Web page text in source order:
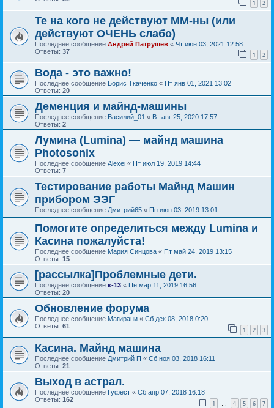
1 2
Те на кого не действуют ММ-ны (или
действуют ОЧЕНЬ слабо)
Последнее сообщение Андрей Патрушев « Чт июн 03, 2021 12:58
Ответы: 37 1 2
Вода - это важно!
Последнее сообщение Борис Ткаченко « Пт янв 01, 2021 13:02
Ответы: 20
Деменция и майнд-машины
Последнее сообщение Василий_01 « Вт авг 25, 2020 17:57
Ответы: 2
Лумина (Lumina) — майнд машина
Photosonix
Последнее сообщение Alexei « Пт июл 19, 2019 14:44
Ответы: 7
Тестирование работы Майнд Машин
прибором ЭЭГ
Последнее сообщение Дмитрий65 « Пн июн 03, 2019 13:01
Помогите определиться между Lumina и
Касина пожалуйста!
Последнее сообщение Мария Синцова « Пт май 24, 2019 13:15
Ответы: 15
[рассылка]Проблемные дети.
Последнее сообщение к-13 « Пн мар 11, 2019 16:56
Ответы: 20
Обновление форума
Последнее сообщение Магирани « Сб дек 08, 2018 0:20
Ответы: 61 1 2 3
Касина. Майнд машина
Последнее сообщение Дмитрий П « Сб ноя 03, 2018 16:11
Ответы: 21
Выход в астрал.
Последнее сообщение Гуфест « Сб апр 07, 2018 16:18
Ответы: 162 1 … 4 5 6 7